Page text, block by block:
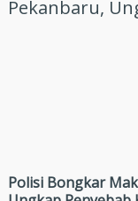
Polisi Bongkar